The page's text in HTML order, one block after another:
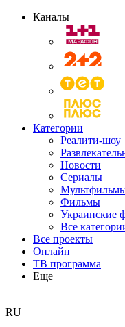
Каналы
Категории
Реалити-шоу
Новости
Сериалы
Фильмы
Украинские
Все
Все проекты
Онлайн
ТВ программа
Еще
RU